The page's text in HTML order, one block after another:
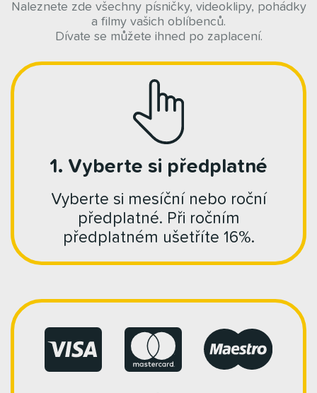
Naleznete zde všechny písničky, videoklipy, pohádky
a filmy vašich oblíbenců.
Dívate se můžete ihned po zaplacení.
1. Vyberte si předplatné
Vyberte si mesíční nebo roční
předplatné. Při ročním
předplatném ušetříte 16%.